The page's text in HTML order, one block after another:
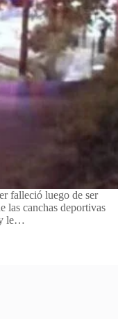
falleció luego de ser
las canchas deportivas
y le…